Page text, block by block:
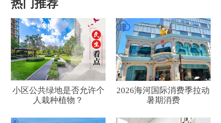
热门推荐
小区公共绿地是否允许个
人栽种植物？
2026海河国际消费季拉动
暑期消费